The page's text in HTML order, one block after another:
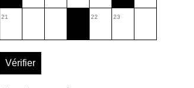
21 22 23
Vérifier